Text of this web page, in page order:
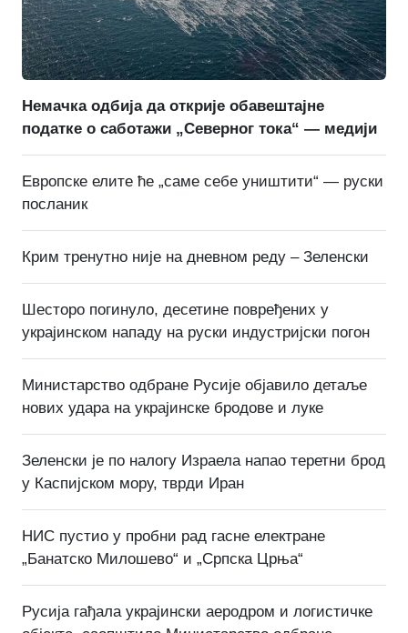
Немачка одбија да открије обавештајне
податке о саботажи „Северног тока“ — медији
Европске елите ће „саме себе уништити“ — руски
посланик
Крим тренутно није на дневном реду – Зеленски
Шесторо погинуло, десетине повређених у
украјинском нападу на руски индустријски погон
Министарство одбране Русије објавило детаље
нових удара на украјинске бродове и луке
Зеленски је по налогу Израела напао теретни брод
у Каспијском мору, тврди Иран
НИС пустио у пробни рад гасне електране
„Банатско Милошево“ и „Српска Црња“
Русија гађала украјински аеродром и логистичке